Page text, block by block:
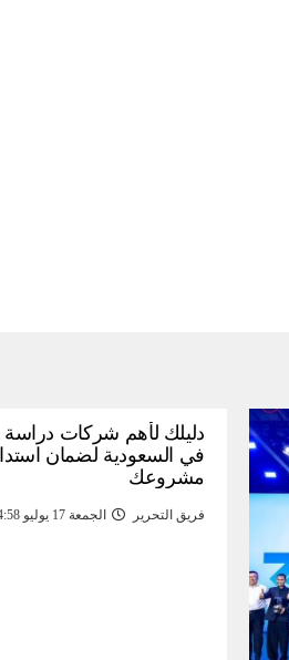
دليلك لأهم شركات
في السعودية لضمان
مشروعك
فريق التحرير الجمعة 17 يوليو 4:58 م